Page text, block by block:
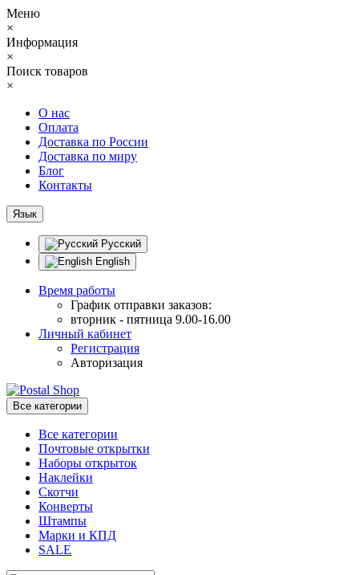
Меню
×
Информация
×
Поиск товаров
×
О нас
Оплата
Доставка по России
Доставка по миру
Блог
Контакты
Язык
Русский
English
Время работы
График отправки заказов:
вторник - пятница 9.00-16.00
Личный кабинет
Регистрация
Авторизация
Все категории
Все категории
Почтовые открытки
Наборы открыток
Наклейки
Скотчи
Конверты
Штампы
Марки и КПД
SALE